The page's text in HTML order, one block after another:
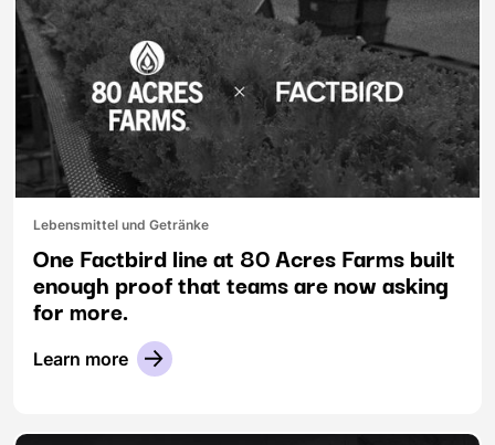
Lebensmittel und Getränke
One Factbird line at 80 Acres Farms built
enough proof that teams are now asking
for more.
Learn more